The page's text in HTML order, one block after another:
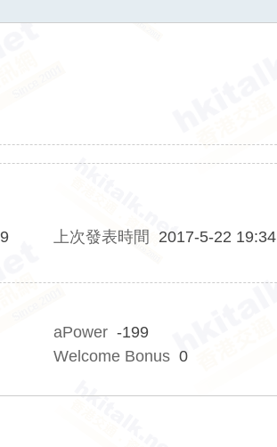
上次發表時間
2017-5-22 19:34
aPower -199
Welcome Bonus 0